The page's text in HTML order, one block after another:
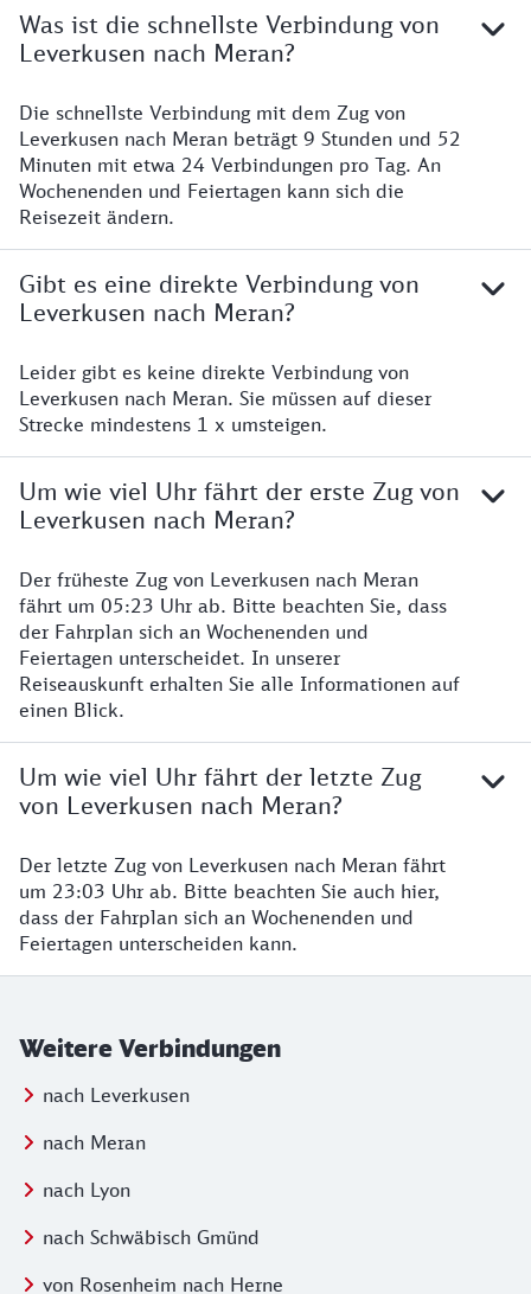
Was ist die schnellste Verbindung von
Leverkusen nach Meran?
Die schnellste Verbindung mit dem Zug von
Leverkusen nach Meran beträgt 9 Stunden und 52
Minuten mit etwa 24 Verbindungen pro Tag. An
Wochenenden und Feiertagen kann sich die
Reisezeit ändern.
Gibt es eine direkte Verbindung von
Leverkusen nach Meran?
Leider gibt es keine direkte Verbindung von
Leverkusen nach Meran. Sie müssen auf dieser
Strecke mindestens 1 x umsteigen.
Um wie viel Uhr fährt der erste Zug von
Leverkusen nach Meran?
Der früheste Zug von Leverkusen nach Meran
fährt um 05:23 Uhr ab. Bitte beachten Sie, dass
der Fahrplan sich an Wochenenden und
Feiertagen unterscheidet. In unserer
Reiseauskunft erhalten Sie alle Informationen auf
einen Blick.
Um wie viel Uhr fährt der letzte Zug
von Leverkusen nach Meran?
Der letzte Zug von Leverkusen nach Meran fährt
um 23:03 Uhr ab. Bitte beachten Sie auch hier,
dass der Fahrplan sich an Wochenenden und
Feiertagen unterscheiden kann.
Weitere Verbindungen
nach Leverkusen
nach Meran
nach Lyon
nach Schwäbisch Gmünd
von Rosenheim nach Herne